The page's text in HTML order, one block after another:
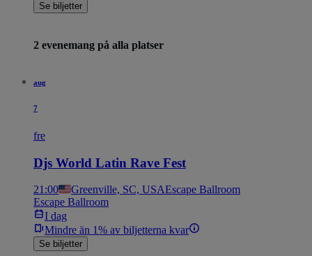
Se biljetter
2 evenemang på alla platser
aug
7
fre
Djs World Latin Rave Fest
21:00 Greenville, SC, USAEscape Ballroom
Escape Ballroom
I dag
Mindre än 1% av biljetterna kvar
Se biljetter